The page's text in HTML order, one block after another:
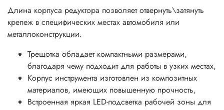
Длина корпуса редуктора позволяет отвернуть\затянуть
крепеж в специфических местах автомобиля или
металлоконструкции.
Трещотка обладает компактными размерами,
благодаря чему подходит для работы в узких местах,
Корпус инструмента изготовлен из композитных
материалов, имеющих повышенную прочность,
Встроенная яркая LED-подсветка рабочей зоны для